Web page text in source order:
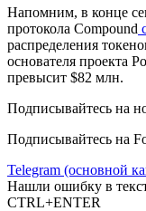
Напомним, в конце
протокола Compound
распределения
основателя проекта
превысит $82 млн.
Подписывайтесь на
Подписывайтесь на
Telegram (основной
Нашли ошибку в
CTRL+ENTER